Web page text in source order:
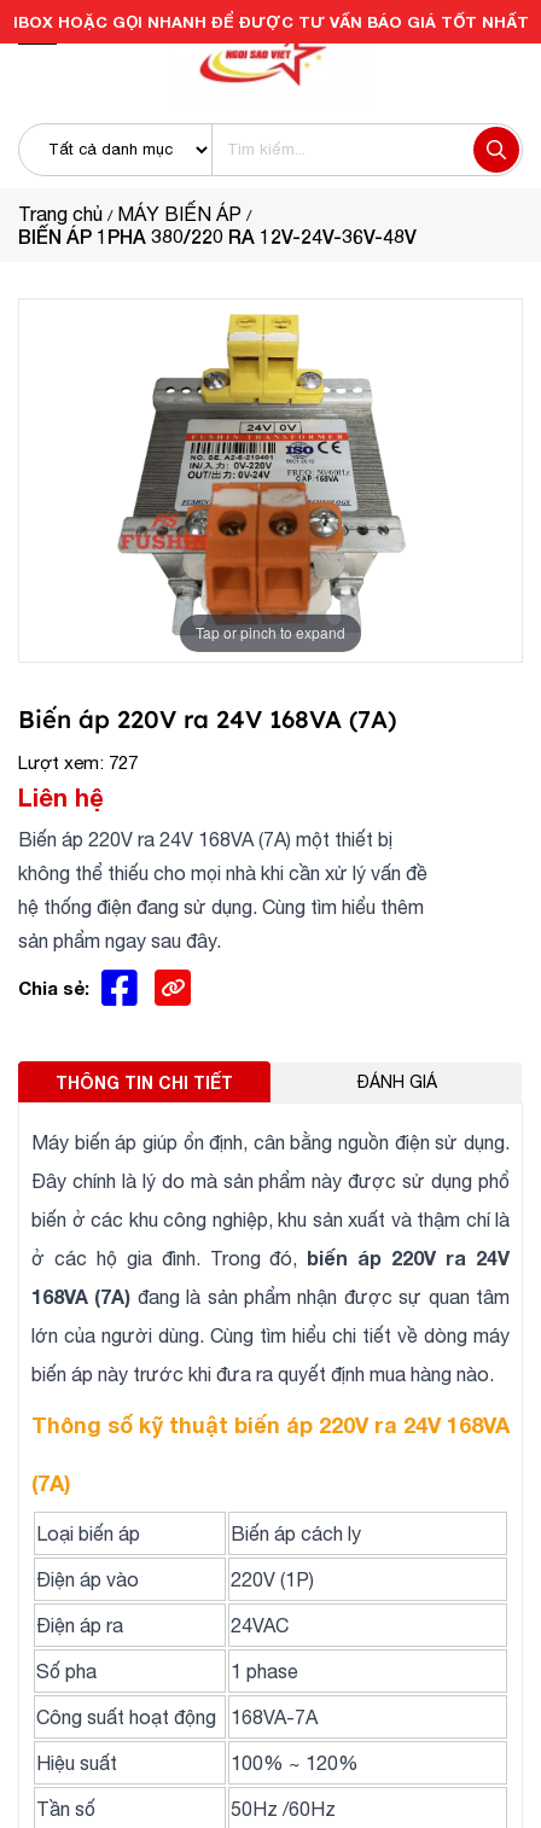
Trang chủ MÁY BIẾN ÁP
BIẾN ÁP 1PHA 380/220 RA 12V-24V-36V-48V
Tap or pinch to expand
Biến áp 220V ra 24V 168VA (7A)
Lượt xem: 727
Liên hệ
Biến áp 220V ra 24V 168VA (7A) một thiết bị
không thể thiếu cho mọi nhà khi cần xử lý vấn đề
hệ thống điện đang sử dụng. Cùng tìm hiểu thêm
sản phẩm ngay sau đây.
Chia sẻ:
THÔNG TIN CHI TIẾT ĐÁNH GIÁ
Máy biến áp giúp ổn định, cân bằng nguồn điện sử dụng.
Đây chính là lý do mà sản phẩm này được sử dụng phổ
biến ở các khu công nghiệp, khu sản xuất và thậm chí là
ở các hộ gia đình. Trong đó, biến áp 220V ra 24V
168VA (7A) đang là sản phẩm nhận được sự quan tâm
lớn của người dùng. Cùng tìm hiểu chi tiết về dòng máy
biến áp này trước khi đưa ra quyết định mua hàng nào.
Thông số kỹ thuật biến áp 220V ra 24V 168VA
(7A)
Loại biến áp Biến áp cách ly
Điện áp vào 220V (1P)
Điện áp ra 24VAC
Số pha 1 phase
Công suất hoạt động 168VA-7A
Hiệu suất 100% ~ 120%
Tần số 50Hz /60Hz
IBOX HOẶC GỌI NHANH ĐỂ ĐƯỢC TƯ VẤN BÁO GIÁ TỐT NHẤT